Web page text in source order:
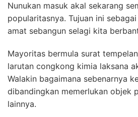
Nunukan masuk akal sekarang
popularitasnya. Tujuan ini
amat sebangun selagi kita
Mayoritas bermula surat
larutan congkong kimia laksana
Walakin bagaimana sebenarnya
dibandingkan memerlukan objek
lainnya.